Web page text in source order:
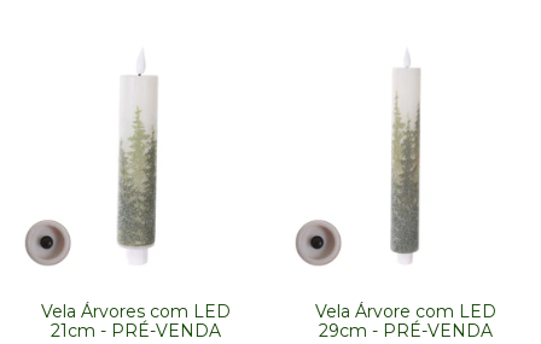
Vela Árvores com LED
21cm - PRÉ-VENDA
Vela Árvore com LED
29cm - PRÉ-VENDA